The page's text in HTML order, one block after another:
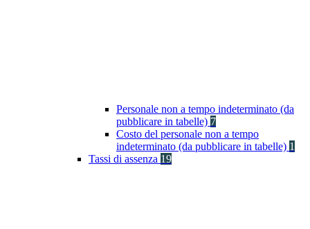
Personale non a tempo indeterminato (da
pubblicare in tabelle) 7
Costo del personale non a tempo
indeterminato (da pubblicare in tabelle) 1
Tassi di assenza 19